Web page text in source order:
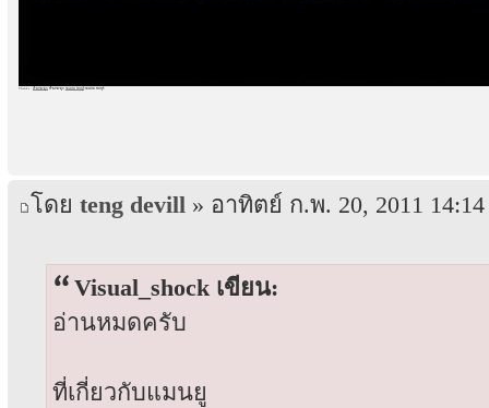
Thanks : บ้านราคาถูก บ้านราคาถูก รถเครน ชลบุรี รถเครน ชลบุรี
โดย teng devill » อาทิตย์ ก.พ. 20, 2011 14:14
Visual_shock เขียน:
อ่านหมดครับ
ที่เกี่ยวกับแมนยู